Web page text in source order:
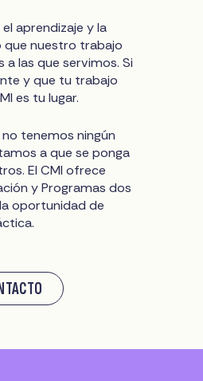
aprendizaje y la
que nuestro trabajo
a las que servimos. Si
y que tu trabajo
es tu lugar.
tenemos ningún
a que se ponga
El CMI ofrece
y Programas dos
oportunidad de